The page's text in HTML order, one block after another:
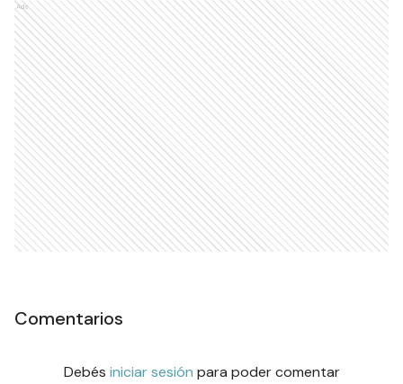
Ads
Comentarios
Debés iniciar sesión para poder comentar